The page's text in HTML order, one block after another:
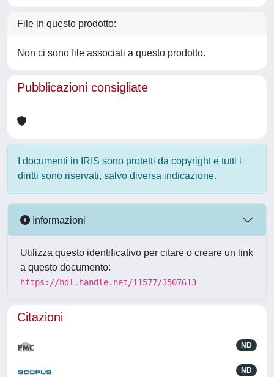
File in questo prodotto:
Non ci sono file associati a questo prodotto.
Pubblicazioni consigliate
I documenti in IRIS sono protetti da copyright e tutti i
diritti sono riservati, salvo diversa indicazione.
Informazioni
Utilizza questo identificativo per citare o creare un link
a questo documento:
https://hdl.handle.net/11577/3507613
Citazioni
ND
ND